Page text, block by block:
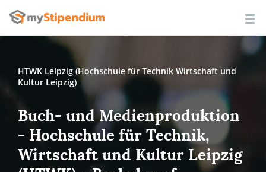
HTWK Leipzig (Hochschule für Technik Wirtschaft und
Kultur Leipzig)
Buch- und Medienproduktion
- Hochschule für Technik,
Wirtschaft und Kultur Leipzig